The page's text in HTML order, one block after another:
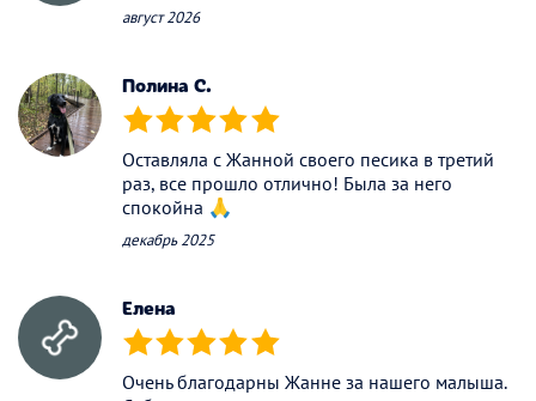
август 2026
Полина С.
(*) (*) (*) (*) (*)
Оставляла с Жанной своего песика в третий
раз, все прошло отлично! Была за него
спокойна 🙏
декабрь 2025
Елена
(*) (*) (*) (*) (*)
Очень благодарны Жанне за нашего малыша.